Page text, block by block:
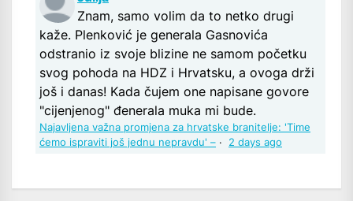
Znam, samo volim da to netko drugi
kaže. Plenković je generala Gasnovića
odstranio iz svoje blizine ne samom početku
svog pohoda na HDZ i Hrvatsku, a ovoga drži
još i danas! Kada čujem one napisane govore
"cijenjenog" đenerala muka mi bude.
Najavljena važna promjena za hrvatske branitelje: 'Time
ćemo ispraviti još jednu nepravdu' – · 2 days ago